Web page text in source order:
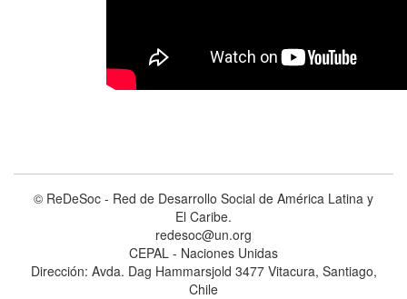
© ReDeSoc - Red de Desarrollo Social de América Latina y
El Caribe.
redesoc@un.org
CEPAL - Naciones Unidas
Dirección: Avda. Dag Hammarsjold 3477 Vitacura, Santiago,
Chile